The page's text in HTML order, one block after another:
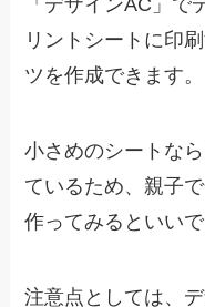
「デザインAC」
リントシートに印
ツを作成できます。
小さめのシートな
ているため、親子
作ってみるといいで
注意点としては、